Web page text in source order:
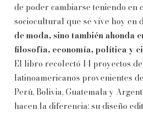
de poder cambiarse teniendo en
sociocultural que se vive hoy en
de moda, sino también ahonda
filosofía, economía, política y
El libro recolectó 14 proyectos
latinoamericanos provenientes
Perú, Bolivia, Guatemala y
hacen la diferencia: su diseño